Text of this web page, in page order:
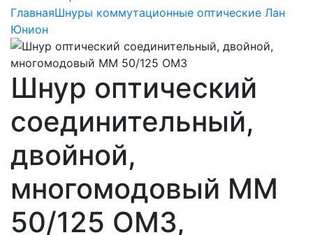
ГлавнаяШнуры коммутационные оптические Лан
Юнион
Шнур оптический
соединительный,
двойной,
многомодовый MM
50/125 OM3,